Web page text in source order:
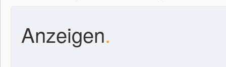
Anzeigen.